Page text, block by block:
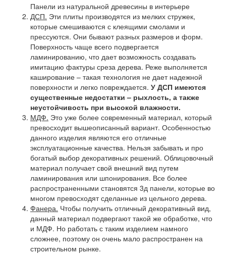
Панели из натуральной древесины в интерьере
ДСП. Эти плиты производятся из мелких стружек,
которые смешиваются с клеящими смолами и
прессуются. Они бывают разных размеров и форм.
Поверхность чаще всего подвергается
ламинированию, что дает возможность создавать
имитацию фактуры среза дерева. Реже выполняется
каширование – такая технология не дает надежной
поверхности и легко повреждается. У ДСП имеются
существенные недостатки – рыхлость, а также
неустойчивость при высокой влажности.
МДФ. Это уже более современный материал, который
превосходит вышеописанный вариант. Особенностью
данного изделия являются его отличные
эксплуатационные качества. Нельзя забывать и про
богатый выбор декоративных решений. Облицовочный
материал получает свой внешний вид путем
ламинирования или шпонирования. Все более
распространенными становятся 3д панели, которые во
многом превосходят сделанные из цельного дерева.
Фанера. Чтобы получить отличный декоративный вид,
данный материал подвергают такой же обработке, что
и МДФ. Но работать с таким изделием намного
сложнее, поэтому он очень мало распространен на
строительном рынке.